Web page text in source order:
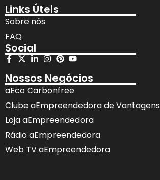
Links Úteis
Sobre nós
FAQ
Social
Nossos Negócios
aEco Carbonfree
Clube aEmpreendedora de Vantagens
Loja aEmpreendedora
Rádio aEmpreendedora
Web TV aEmpreendedora